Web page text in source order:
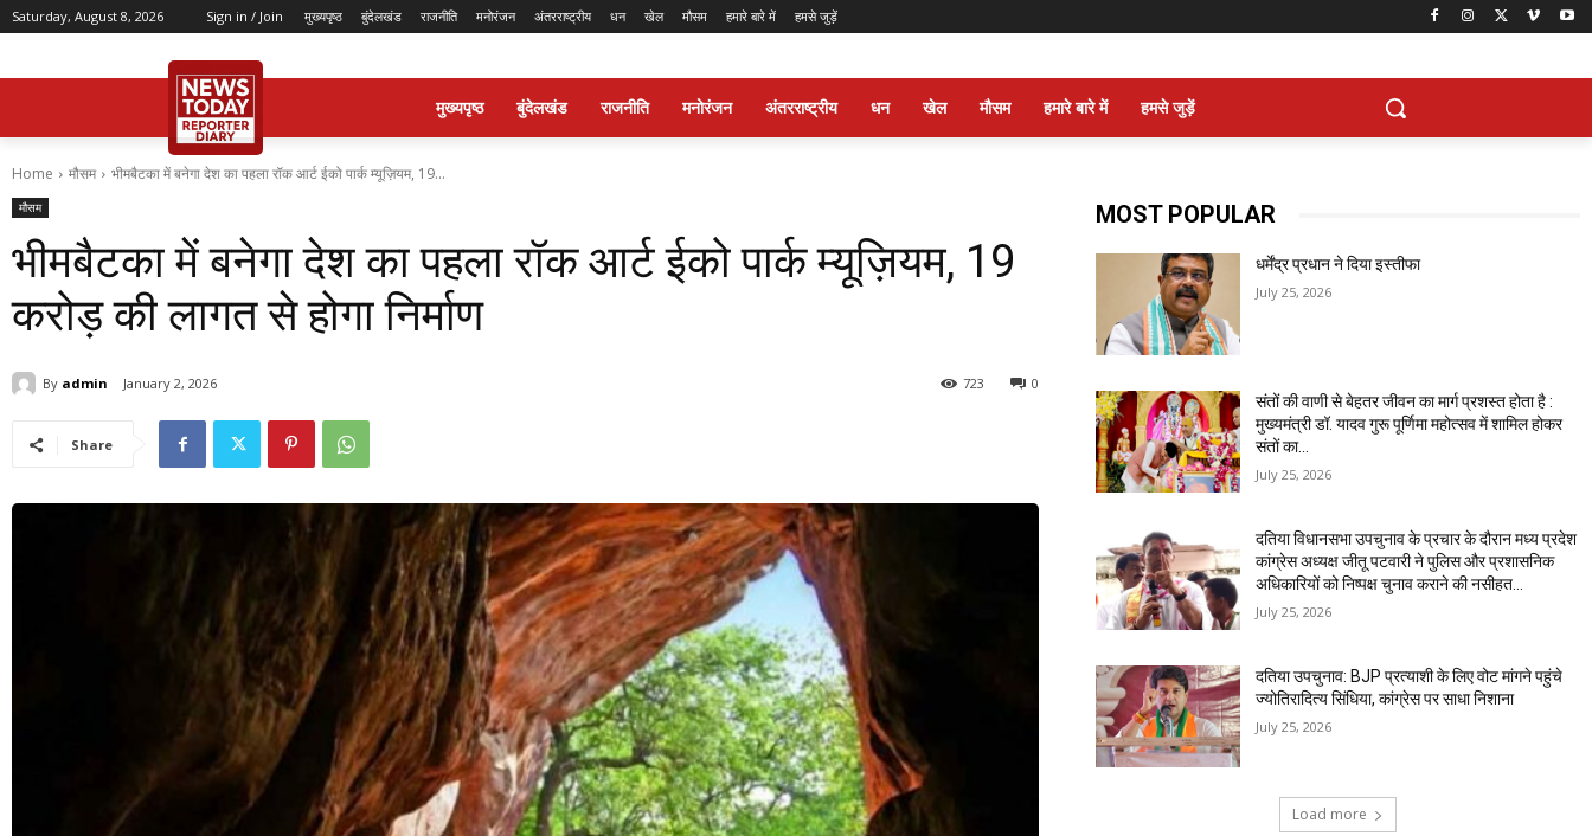
Saturday, August 8, 2026 Sign in / Join मुख्यपृष्ठ बुंदेलखंड राजनीति मनोरंजन अंतरराष्ट्रीय धन खेल मौसम हमारे बारे में हमसे जुड़ें
मुख्यपृष्ठ बुंदेलखंड राजनीति मनोरंजन अंतरराष्ट्रीय धन खेल मौसम हमारे बारे में हमसे जुड़ें
Home मौसम भीमबैटका में बनेगा देश का पहला रॉक आर्ट ईको पार्क म्यूज़ियम, 19...
मौसम
भीमबैटका में बनेगा देश का पहला रॉक आर्ट ईको पार्क म्यूज़ियम, 19
करोड़ की लागत से होगा निर्माण
By admin January 2, 2026 0
723
Share
MOST POPULAR
धर्मेंद्र प्रधान ने दिया इस्तीफा
July 25, 2026
संतों की वाणी से बेहतर जीवन का मार्ग प्रशस्त होता है :
मुख्यमंत्री डॉ. यादव गुरू पूर्णिमा महोत्सव में शामिल होकर
संतों का...
July 25, 2026
दतिया विधानसभा उपचुनाव के प्रचार के दौरान मध्य प्रदेश
कांग्रेस अध्यक्ष जीतू पटवारी ने पुलिस और प्रशासनिक
अधिकारियों को निष्पक्ष चुनाव कराने की नसीहत...
July 25, 2026
दतिया उपचुनाव: BJP प्रत्याशी के लिए वोट मांगने पहुंचे
ज्योतिरादित्य सिंधिया, कांग्रेस पर साधा निशाना
July 25, 2026
Load more